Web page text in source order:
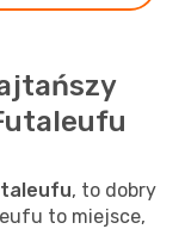
, to dobry
to miejsce,